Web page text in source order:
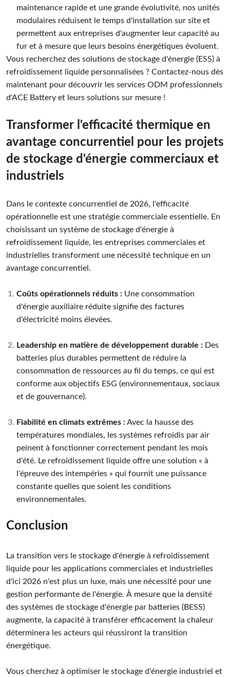
maintenance rapide et une grande évolutivité, nos unités
modulaires réduisent le temps d'installation sur site et
permettent aux entreprises d'augmenter leur capacité au
fur et à mesure que leurs besoins énergétiques évoluent.
Vous recherchez des solutions de stockage d'énergie (ESS) à
refroidissement liquide personnalisées ? Contactez-nous dès
maintenant pour découvrir les services ODM professionnels
d'ACE Battery et leurs solutions sur mesure !
Transformer l'efficacité thermique en
avantage concurrentiel pour les projets
de stockage d'énergie commerciaux et
industriels
Dans le contexte concurrentiel de 2026, l'efficacité
opérationnelle est une stratégie commerciale essentielle. En
choisissant un système de stockage d'énergie à
refroidissement liquide, les entreprises commerciales et
industrielles transforment une nécessité technique en un
avantage concurrentiel.
Coûts opérationnels réduits : Une consommation
d'énergie auxiliaire réduite signifie des factures
d'électricité moins élevées.
Leadership en matière de développement durable : Des
batteries plus durables permettent de réduire la
consommation de ressources au fil du temps, ce qui est
conforme aux objectifs ESG (environnementaux, sociaux
et de gouvernance).
Fiabilité en climats extrêmes :Avec la hausse des
températures mondiales, les systèmes refroidis par air
peinent à fonctionner correctement pendant les mois
d'été. Le refroidissement liquide offre une solution « à
l'épreuve des intempéries » qui fournit une puissance
constante quelles que soient les conditions
environnementales.
Conclusion
La transition vers le stockage d'énergie à refroidissement
liquide pour les applications commerciales et industrielles
d'ici 2026 n'est plus un luxe, mais une nécessité pour une
gestion performante de l'énergie. À mesure que la densité
des systèmes de stockage d'énergie par batteries (BESS)
augmente, la capacité à transférer efficacement la chaleur
déterminera les acteurs qui réussiront la transition
énergétique.
Vous cherchez à optimiser le stockage d'énergie industriel et